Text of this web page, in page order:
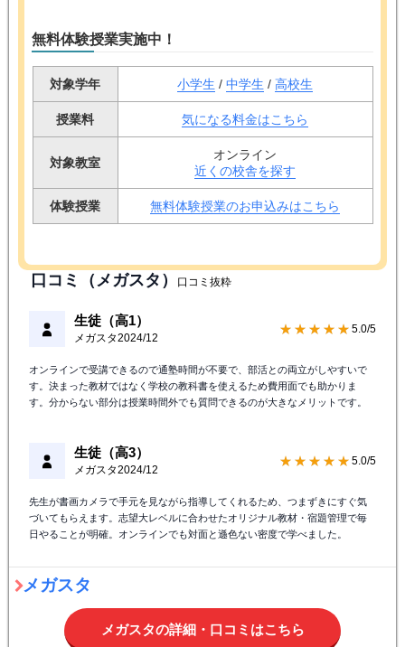
対象学年 小学生/中学生/高校生
授業料 気になる料金はこちら
オンライン
近くの校舎を探す
体験授業 無料体験授業のお申込みはこちら
口コミ（メガスタ）口コミ抜粋
メガスタ2024/12
す。決まった教材ではなく学校の教科書を使えるため費用面でも助かりま
す。分からない部分は授業時間外でも質問できるのが大きなメリットです。
メガスタ2024/12
づいてもらえます。志望大レベルに合わせたオリジナル教材・宿題管理で毎
日やることが明確。オンラインでも対面と遜色ない密度で学べました。
メガスタ
メガスタの詳細・口コミはこちら